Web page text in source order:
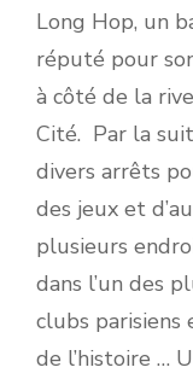
Long Hop, un
réputé pour
à côté de la
Cité. Par la
divers arrêts
des jeux et
plusieurs
dans l’un des
clubs parisiens
de l’histoire …